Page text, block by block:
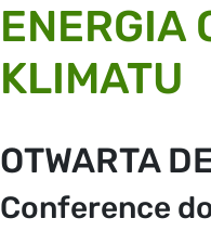
ENERGIA
KLIMATU
OTWARTA
Conference